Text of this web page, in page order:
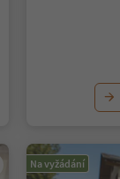
Na vyžádání